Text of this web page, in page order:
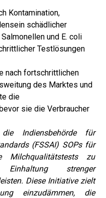
Kontamination,
schädlicher
und E. coli
Testlösungen
nach fortschrittlichen
des Marktes und
die
sie die Verbraucher
Indiensbehörde für
(FSSAI) SOPs für
Milchqualitätstests zu
strenger
Diese Initiative zielt
einzudämmen, die